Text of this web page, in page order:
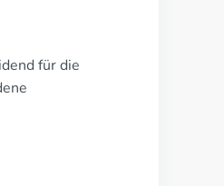
für die